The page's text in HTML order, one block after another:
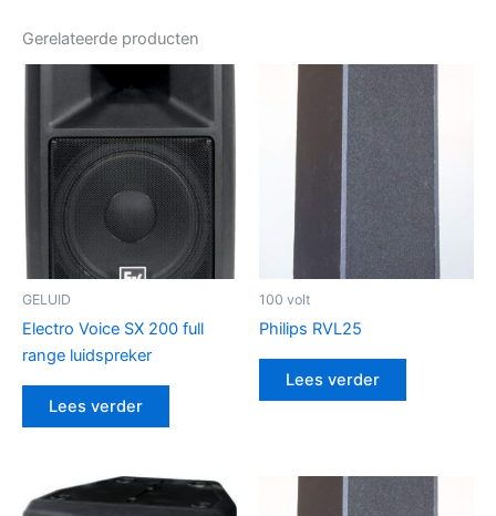
Gerelateerde producten
GELUID
Electro Voice SX 200 full
range luidspreker
Lees verder
100 volt
Philips RVL25
Lees verder